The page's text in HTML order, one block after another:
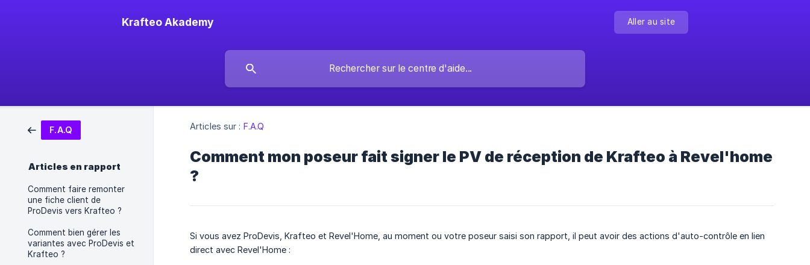
Krafteo Akademy Aller au site
F.A.Q
Articles en rapport
Comment faire remonter
une fiche client de
ProDevis vers Krafteo ?
Comment bien gérer les
variantes avec ProDevis et
Krafteo ?
Articles sur : F.A.Q
Comment mon poseur fait signer le PV de réception de Krafteo à Revel'home
?
Si vous avez ProDevis, Krafteo et Revel'Home, au moment ou votre poseur saisi son rapport, il peut avoir des actions d'auto-contrôle en lien
direct avec Revel'Home :